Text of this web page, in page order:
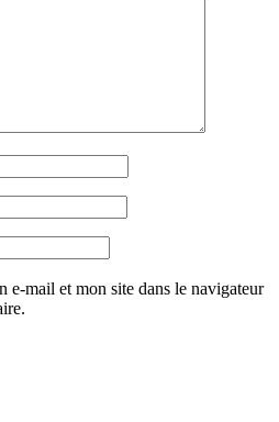
e-mail et mon site dans le navigateur